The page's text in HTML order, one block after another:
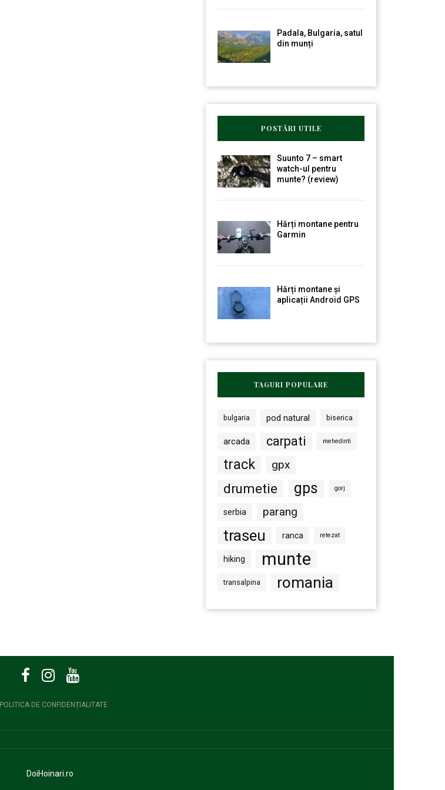
Padala, Bulgaria, satul
din munți
POSTĂRI UTILE
Suunto 7 – smart
watch-ul pentru
munte? (review)
Hărți montane pentru
Garmin
Hărți montane și
aplicații Android GPS
TAGURI POPULARE
bulgaria pod natural biserica
arcada carpati mehedinti
track gpx
drumetie gps gorj
serbia parang
traseu ranca retezat
hiking munte
transalpina romania
POLITICA DE CONFIDENȚIALITATE
DoiHoinari.ro